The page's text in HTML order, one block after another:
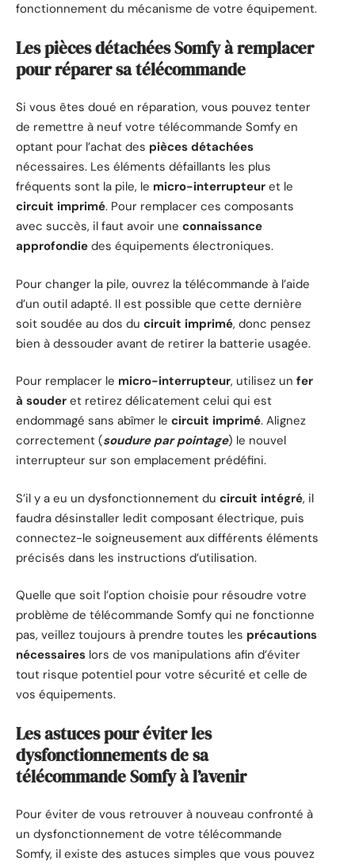
fonctionnement du mécanisme de votre équipement.
Les pièces détachées Somfy à remplacer
pour réparer sa télécommande
Si vous êtes doué en réparation, vous pouvez tenter
de remettre à neuf votre télécommande Somfy en
optant pour l’achat des pièces détachées
nécessaires. Les éléments défaillants les plus
fréquents sont la pile, le micro-interrupteur et le
circuit imprimé. Pour remplacer ces composants
avec succès, il faut avoir une connaissance
approfondie des équipements électroniques.
Pour changer la pile, ouvrez la télécommande à l’aide
d’un outil adapté. Il est possible que cette dernière
soit soudée au dos du circuit imprimé, donc pensez
bien à dessouder avant de retirer la batterie usagée.
Pour remplacer le micro-interrupteur, utilisez un fer
à souder et retirez délicatement celui qui est
endommagé sans abîmer le circuit imprimé. Alignez
correctement (soudure par pointage) le nouvel
interrupteur sur son emplacement prédéfini.
S’il y a eu un dysfonctionnement du circuit intégré, il
faudra désinstaller ledit composant électrique, puis
connectez-le soigneusement aux différents éléments
précisés dans les instructions d’utilisation.
Quelle que soit l’option choisie pour résoudre votre
problème de télécommande Somfy qui ne fonctionne
pas, veillez toujours à prendre toutes les précautions
nécessaires lors de vos manipulations afin d’éviter
tout risque potentiel pour votre sécurité et celle de
vos équipements.
Les astuces pour éviter les
dysfonctionnements de sa
télécommande Somfy à l’avenir
Pour éviter de vous retrouver à nouveau confronté à
un dysfonctionnement de votre télécommande
Somfy, il existe des astuces simples que vous pouvez